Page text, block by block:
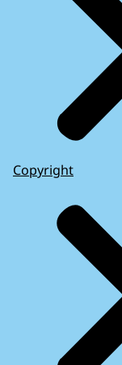
Copyright